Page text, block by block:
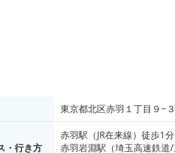
東京都北区赤羽１丁目９−
・行き方
赤羽駅（JR在来線）徒歩1分
赤羽岩淵駅（埼玉高速鉄